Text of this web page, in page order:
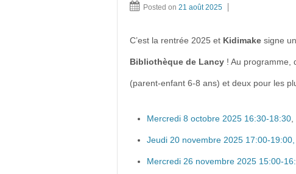
Posted on 21 août 2025
C’est la rentrée 2025 et Kidimake signe
Bibliothèque de Lancy ! Au programme,
(parent-enfant 6-8 ans) et deux pour les
Mercredi 8 octobre 2025 16:30-18:30
Jeudi 20 novembre 2025 17:00-19:00,
Mercredi 26 novembre 2025 15:00-